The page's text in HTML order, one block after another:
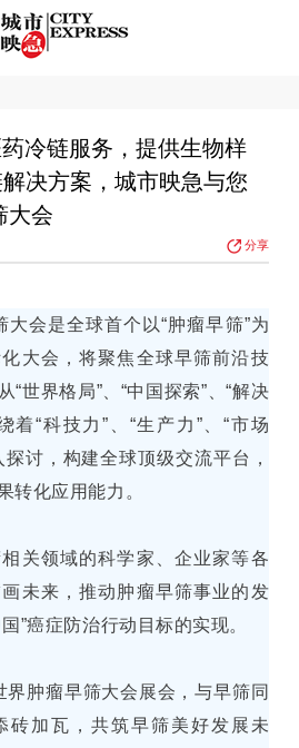
冷链服务，提供生物样
决方案，城市映急与您
大会
分享
会是全球首个以“肿瘤早筛”为
大会，将聚焦全球早筛前沿技
“世界格局”、“中国探索”、“解决
着“科技力”、“生产力”、“市场
讨，构建全球顶级交流平台，
转化应用能力。
关领域的科学家、企业家等各
未来，推动肿瘤早筛事业的发
”癌症防治行动目标的实现。
肿瘤早筛大会展会，与早筛同
砖加瓦，共筑早筛美好发展未